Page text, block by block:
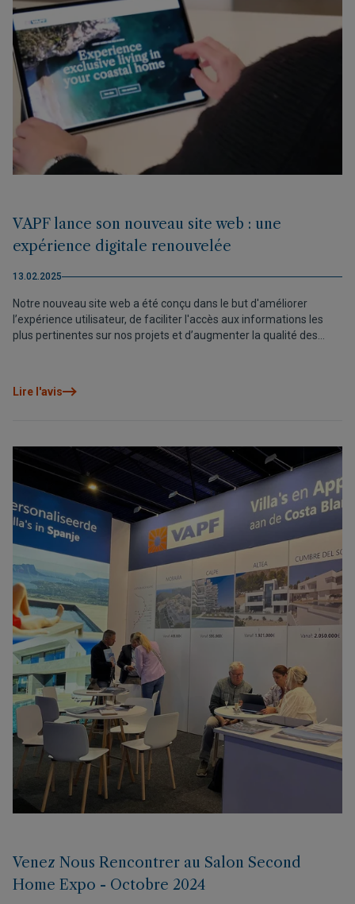
VAPF lance son nouveau site web : une
expérience digitale renouvelée
13.02.2025
Notre nouveau site web a été conçu dans le but d'améliorer
l’expérience utilisateur, de faciliter l'accès aux informations les
plus pertinentes sur nos projets et d’augmenter la qualité des
Lire l'avis
Venez Nous Rencontrer au Salon Second
Home Expo - Octobre 2024